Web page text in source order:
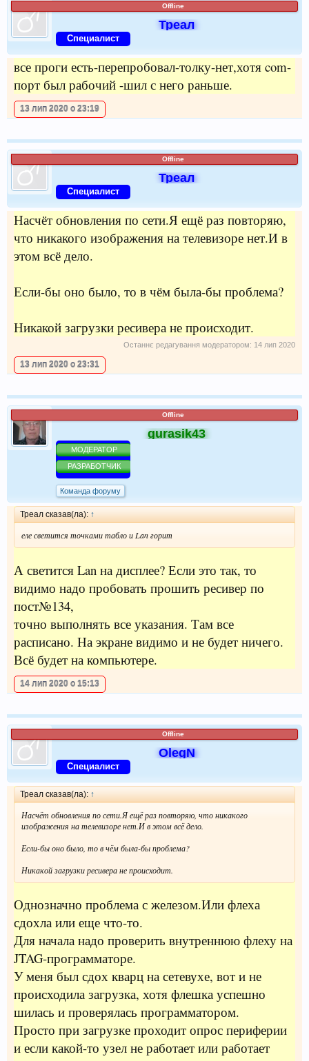
Offline
Треал
Специалист
все проги есть-перепробовал-толку-нет,хотя com-
порт был рабочий -шил с него раньше.
13 лип 2020 о 23:19
Offline
Треал
Специалист
Насчёт обновления по сети.Я ещё раз повторяю,
что никакого изображения на телевизоре нет.И в
этом всё дело.
Если-бы оно было, то в чём была-бы проблема?
Никакой загрузки ресивера не происходит.
Останнє редагування модератором: 14 лип 2020
13 лип 2020 о 23:31
Offline
gurasik43
МОДЕРАТОР
РАЗРАБОТЧИК
Команда форуму
Треал сказав(ла):↑
еле светится точками табло и Lan горит
А светится Lan на дисплее? Если это так, то
видимо надо пробовать прошить ресивер по
пост№134,
точно выполнять все указания. Там все
расписано. На экране видимо и не будет ничего.
Всё будет на компьютере.
14 лип 2020 о 15:13
Offline
OlegN
Специалист
Треал сказав(ла): ↑
Насчёт обновления по сети.Я ещё раз повторяю, что никакого
изображения на телевизоре нет.И в этом всё дело.
Если-бы оно было, то в чём была-бы проблема?
Никакой загрузки ресивера не происходит.
Однозначно проблема с железом.Или флеха
сдохла или еще что-то.
Для начала надо проверить внутреннюю флеху на
JTAG-программаторе.
У меня был сдох кварц на сетевухе, вот и не
происходила загрузка, хотя флешка успешно
шилась и проверялась программатором.
Просто при загрузке проходит опрос периферии
и если какой-то узел не работает или работает